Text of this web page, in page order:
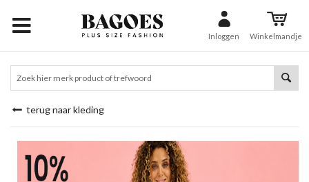
Inloggen Winkelmandje
terug naar kleding